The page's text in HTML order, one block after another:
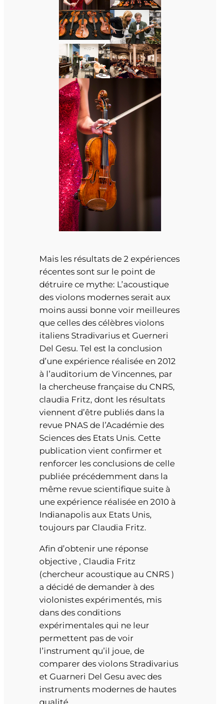
Mais les résultats de 2 expériences
récentes sont sur le point de
détruire ce mythe: L’acoustique
des violons modernes serait aux
moins aussi bonne voir meilleures
que celles des célèbres violons
italiens Stradivarius et Guerneri
Del Gesu. Tel est la conclusion
d’une expérience réalisée en 2012
à l’auditorium de Vincennes, par
la chercheuse française du CNRS,
claudia Fritz, dont les résultats
viennent d’être publiés dans la
revue PNAS de l’Académie des
Sciences des Etats Unis. Cette
publication vient confirmer et
renforcer les conclusions de celle
publiée précédemment dans la
même revue scientifique suite à
une expérience réalisée en 2010 à
Indianapolis aux Etats Unis,
toujours par Claudia Fritz.
Afin d’obtenir une réponse
objective , Claudia Fritz
(chercheur acoustique au CNRS )
a décidé de demander à des
violonistes expérimentés, mis
dans des conditions
expérimentales qui ne leur
permettent pas de voir
l’instrument qu’il joue, de
comparer des violons Stradivarius
et Guarneri Del Gesu avec des
instruments modernes de hautes